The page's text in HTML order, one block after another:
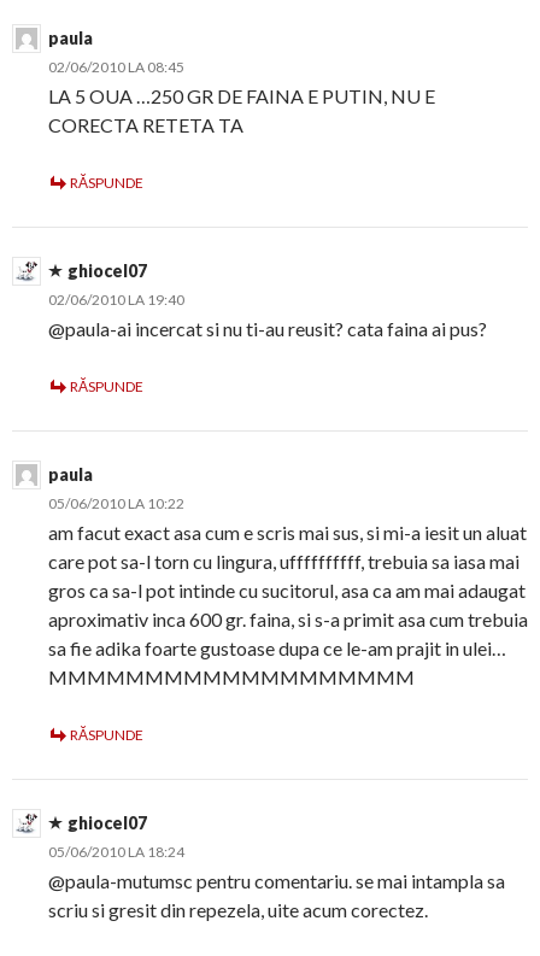
paula
02/06/2010 LA 08:45
LA 5 OUA …250 GR DE FAINA E PUTIN, NU E
CORECTA RETETA TA
RĂSPUNDE
ghiocel07
02/06/2010 LA 19:40
@paula-ai incercat si nu ti-au reusit? cata faina ai pus?
RĂSPUNDE
paula
05/06/2010 LA 10:22
am facut exact asa cum e scris mai sus, si mi-a iesit un aluat
care pot sa-l torn cu lingura, uffffffffff, trebuia sa iasa mai
gros ca sa-l pot intinde cu sucitorul, asa ca am mai adaugat
aproximativ inca 600 gr. faina, si s-a primit asa cum trebuia
sa fie adika foarte gustoase dupa ce le-am prajit in ulei…
MMMMMMMMMMMMMMMMMMM
RĂSPUNDE
ghiocel07
05/06/2010 LA 18:24
@paula-mutumsc pentru comentariu. se mai intampla sa
scriu si gresit din repezela, uite acum corectez.